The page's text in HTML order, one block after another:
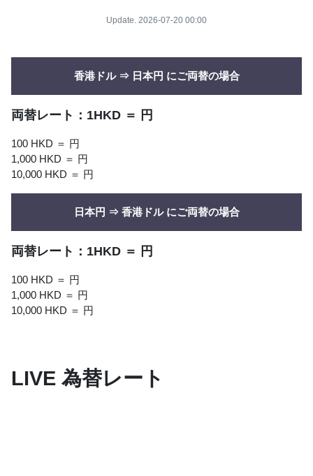
Update. 2026-07-20 00:00
香港ドル ⇒ 日本円 にご両替の場合
両替レート：1HKD ＝ 円
100 HKD ＝ 円
1,000 HKD ＝ 円
10,000 HKD ＝ 円
日本円 ⇒ 香港ドル にご両替の場合
両替レート：1HKD ＝ 円
100 HKD ＝ 円
1,000 HKD ＝ 円
10,000 HKD ＝ 円
LIVE 為替レート